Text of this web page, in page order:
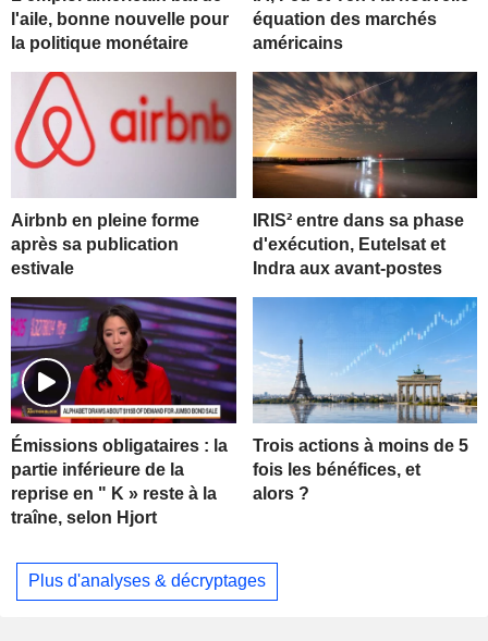
l'aile, bonne nouvelle pour
la politique monétaire
équation des marchés
américains
Airbnb en pleine forme
après sa publication
estivale
IRIS² entre dans sa phase
d'exécution, Eutelsat et
Indra aux avant-postes
Émissions obligataires : la
partie inférieure de la
reprise en " K » reste à la
traîne, selon Hjort
Trois actions à moins de 5
fois les bénéfices, et
alors ?
Plus d'analyses & décryptages